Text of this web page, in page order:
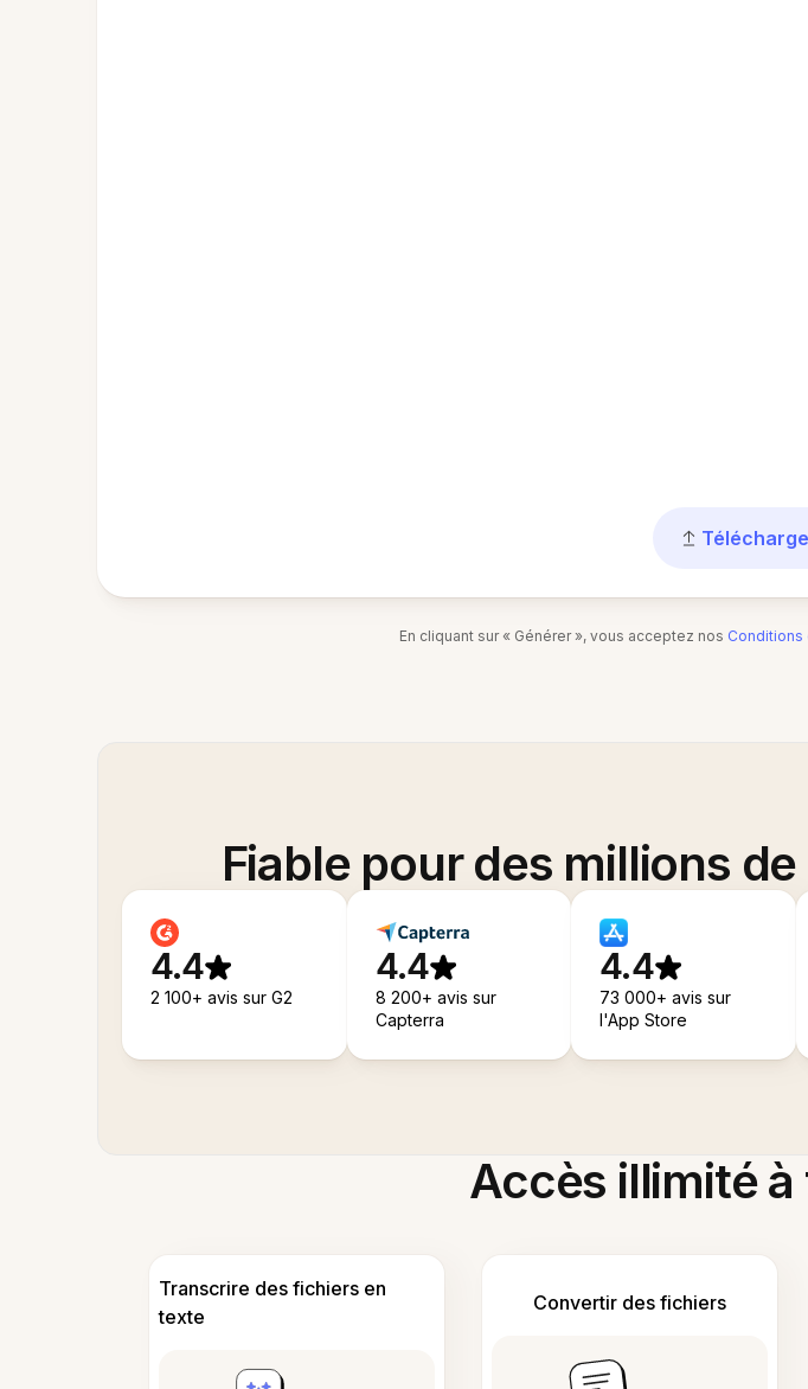
En cliquant sur « Générer », vous acceptez nos Conditions
Fiable pour des millions
4.4
2 100+ avis sur G2
4.4
8 200+ avis sur
Capterra
4.4
73 000+ avis sur
l'App Store
Accès illimité
Transcrire des fichiers en
texte
Convertir des fichiers